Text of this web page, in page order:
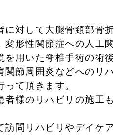
に対して大腿骨頚部骨折
変形性関節症への人工関
を用いた脊椎手術の術後
関節周囲炎などへのリハ
って頂きます。
者様のリハビリの施工も
訪問リハビリやデイケア